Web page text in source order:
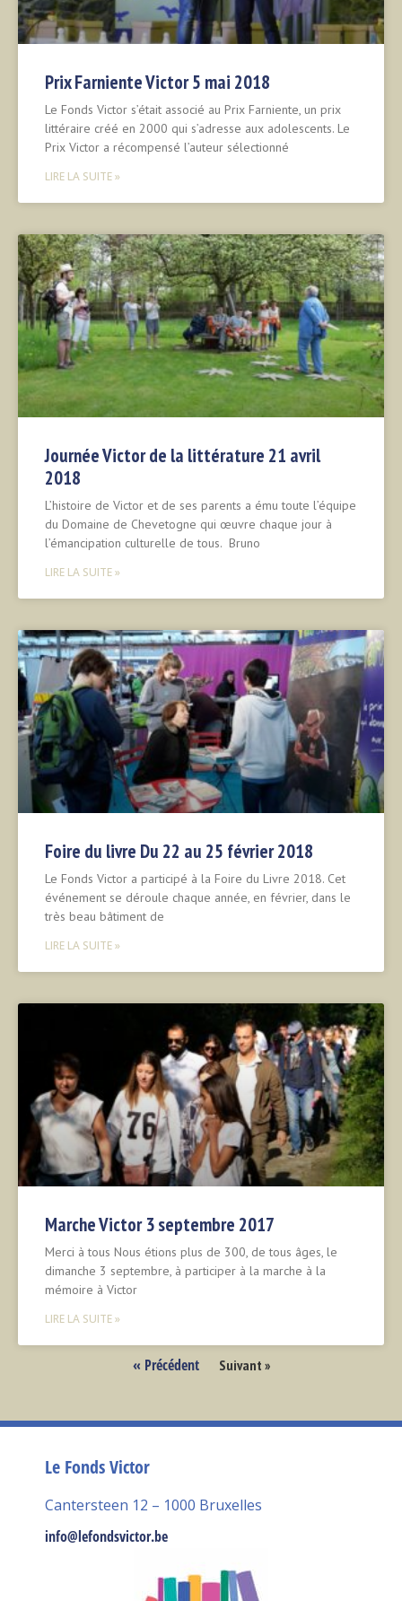
Prix Farniente Victor 5 mai 2018
Le Fonds Victor s’était associé au Prix Farniente, un prix
littéraire créé en 2000 qui s’adresse aux adolescents. Le
Prix Victor a récompensé l’auteur sélectionné
LIRE LA SUITE »
Journée Victor de la littérature 21 avril
2018
L’histoire de Victor et de ses parents a ému toute l’équipe
du Domaine de Chevetogne qui œuvre chaque jour à
l’émancipation culturelle de tous. Bruno
LIRE LA SUITE »
Foire du livre Du 22 au 25 février 2018
Le Fonds Victor a participé à la Foire du Livre 2018. Cet
événement se déroule chaque année, en février, dans le
très beau bâtiment de
LIRE LA SUITE »
Marche Victor 3 septembre 2017
Merci à tous Nous étions plus de 300, de tous âges, le
dimanche 3 septembre, à participer à la marche à la
mémoire à Victor
LIRE LA SUITE »
« Précédent Suivant »
Le Fonds Victor
Cantersteen 12 – 1000 Bruxelles
info@lefondsvictor.be